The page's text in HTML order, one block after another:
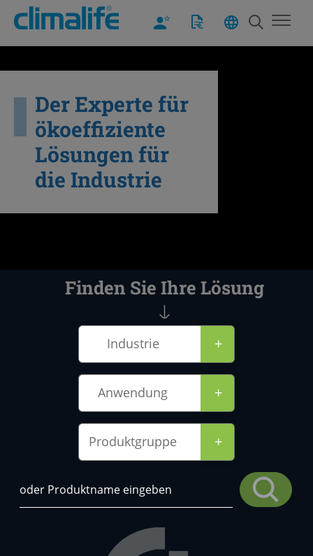
Der Experte für
ökoeffiziente
Lösungen für
die Industrie
Finden Sie Ihre Lösung
Industrie +
Anwendung +
Produktgruppe +
Suche